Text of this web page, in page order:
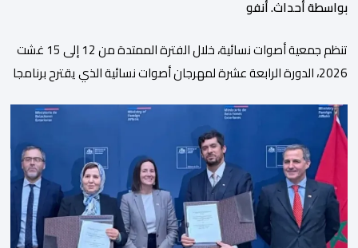
بواسطة أحداث. أنفو
تنظم جمعية أصوات نسائية، خلال الفترة الممتدة من 12 إلى 15 غشت
2026، الدورة الرابعة عشرة لمهرجان أصوات نسائية الذي يقترح برنامجا
الاجتماعية والتضامنية والإنسانية. ووفق بلاغ للمنظمين، تقترح هذه
الدورة، التي تنظم تحت الرعاية السامية لصاحب الجلالة الملك محمد
السادس، تحت شعار “سيدات البحر الأبيض المتوسط، […]